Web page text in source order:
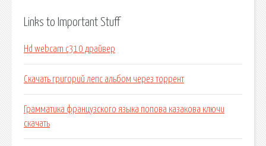
Links to Important Stuff
Hd webcam c310 драйвер
Скачать григорий лепс альбом через торрент
Грамматика французского языка попова казакова ключи
скачать